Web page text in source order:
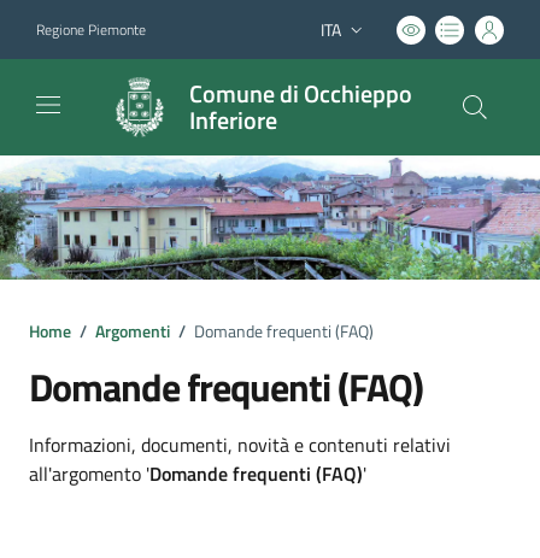
Regione Piemonte Lingua attiva:
ITA
Comune di Occhieppo
Inferiore
Home / Argomenti / Domande frequenti (FAQ)
Domande frequenti (FAQ)
Dettagli argomento
Informazioni, documenti, novità e contenuti relativi
all'argomento 'Domande frequenti (FAQ)'